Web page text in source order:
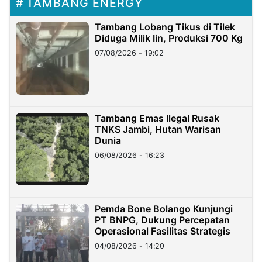
TAMBANG ENERGY
Tambang Lobang Tikus di Tilek
Diduga Milik Iin, Produksi 700 Kg
07/08/2026 - 19:02
Tambang Emas Ilegal Rusak
TNKS Jambi, Hutan Warisan
Dunia
06/08/2026 - 16:23
Pemda Bone Bolango Kunjungi
PT BNPG, Dukung Percepatan
Operasional Fasilitas Strategis
04/08/2026 - 14:20